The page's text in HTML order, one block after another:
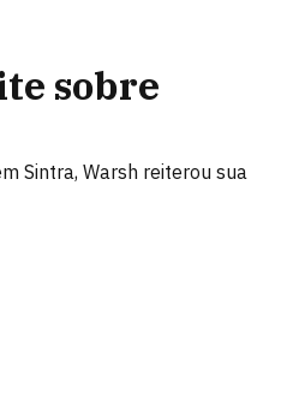
sobre
Sintra, Warsh reiterou sua